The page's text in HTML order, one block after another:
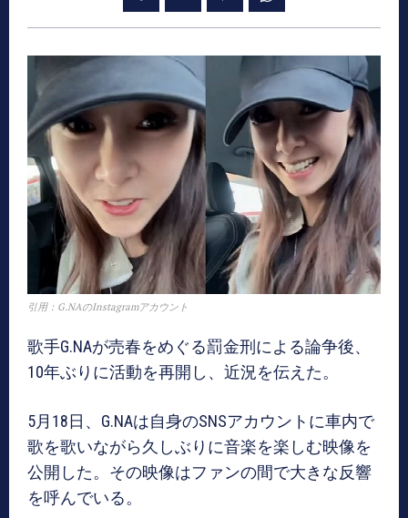
引用：G.NAのInstagramアカウント
歌手G.NAが売春をめぐる罰金刑による論争後、
10年ぶりに活動を再開し、近況を伝えた。
5月18日、G.NAは自身のSNSアカウントに車内で
歌を歌いながら久しぶりに音楽を楽しむ映像を
公開した。その映像はファンの間で大きな反響
を呼んでいる。